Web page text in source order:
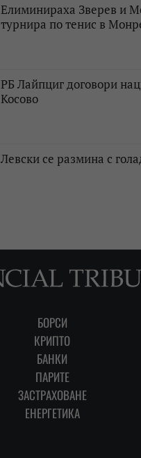
Елиминираха Зверев и
турнира по тенис в
РБ Лайпциг договори
Косово
Левски се размина с
БОРСИ
КРИПТО
БАНКИ
ПАРИТЕ
ЗАСТРАХОВАНЕ
ЕНЕРГЕТИКА